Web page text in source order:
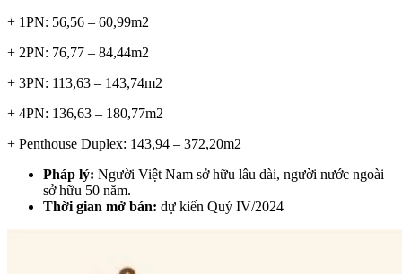
+ 1PN: 56,56 – 60,99m2
+ 2PN: 76,77 – 84,44m2
+ 3PN: 113,63 – 143,74m2
+ 4PN: 136,63 – 180,77m2
+ Penthouse Duplex: 143,94 – 372,20m2
Pháp lý: Người Việt Nam sở hữu lâu dài, người nước ngoài
sở hữu 50 năm.
Thời gian mở bán: dự kiến Quý IV/2024